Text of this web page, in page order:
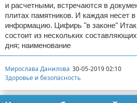
и расчетными, встречаются в
плитах памятников. И каждая несет
информацию. Цифирь "в законе"
состоит из нескольких
дня; наименование
Мирослава Данилова 30-05-2019 02:10
Здоровье и безопасность